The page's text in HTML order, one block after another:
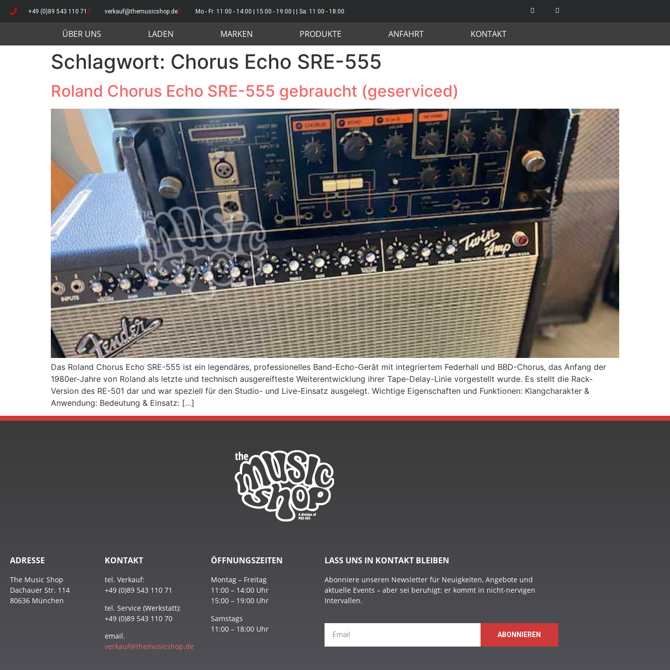
+49 (0)89 543 110 71 verkauf@themusicshop.de Mo - Fr: 11:00 - 14:00 | 15:00 - 19:00 | | Sa: 11:00 - 18:00
ÜBER UNS LADEN MARKEN PRODUKTE ANFAHRT KONTAKT
Schlagwort: Chorus Echo SRE-555
Roland Chorus Echo SRE-555 gebraucht (geserviced)
Das Roland Chorus Echo SRE-555 ist ein legendäres, professionelles Band-Echo-Gerät mit integriertem Federhall und BBD-Chorus, das Anfang der
1980er-Jahre von Roland als letzte und technisch ausgereifteste Weiterentwicklung ihrer Tape-Delay-Linie vorgestellt wurde. Es stellt die Rack-
Version des RE-501 dar und war speziell für den Studio- und Live-Einsatz ausgelegt. Wichtige Eigenschaften und Funktionen: Klangcharakter &
Anwendung: Bedeutung & Einsatz: […]
ADRESSE
The Music Shop
Dachauer Str. 114
80636 München
KONTAKT
tel. Verkauf:
+49 (0)89 543 110 71
tel. Service (Werkstatt):
+49 (0)89 543 110 70
email.
verkauf@themusicshop.de
ÖFFNUNGSZEITEN
Montag – Freitag
11:00 – 14:00 Uhr
15:00 – 19:00 Uhr
Samstags
11:00 – 18:00 Uhr
LASS UNS IN KONTAKT BLEIBEN
Abonniere unseren Newsletter für Neuigkeiten, Angebote und
aktuelle Events – aber sei beruhigt: er kommt in nicht-nervigen
Intervallen.
ABONNIEREN